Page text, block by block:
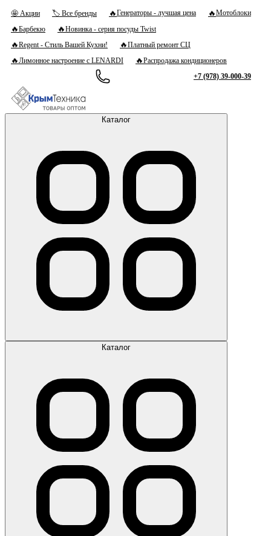
🤩 Акции 🏷 Все бренды 🔥Генераторы - лучшая цена 🔥Мотоблоки
🔥Барбекю 🔥Новинка - серия посуды Twist
🔥Regent - Стиль Вашей Кухни! 🔥Платный ремонт СЦ
🔥Лимонное настроение с LENARDI 🔥Распродажа кондиционеров
+7 (978) 39-000-39